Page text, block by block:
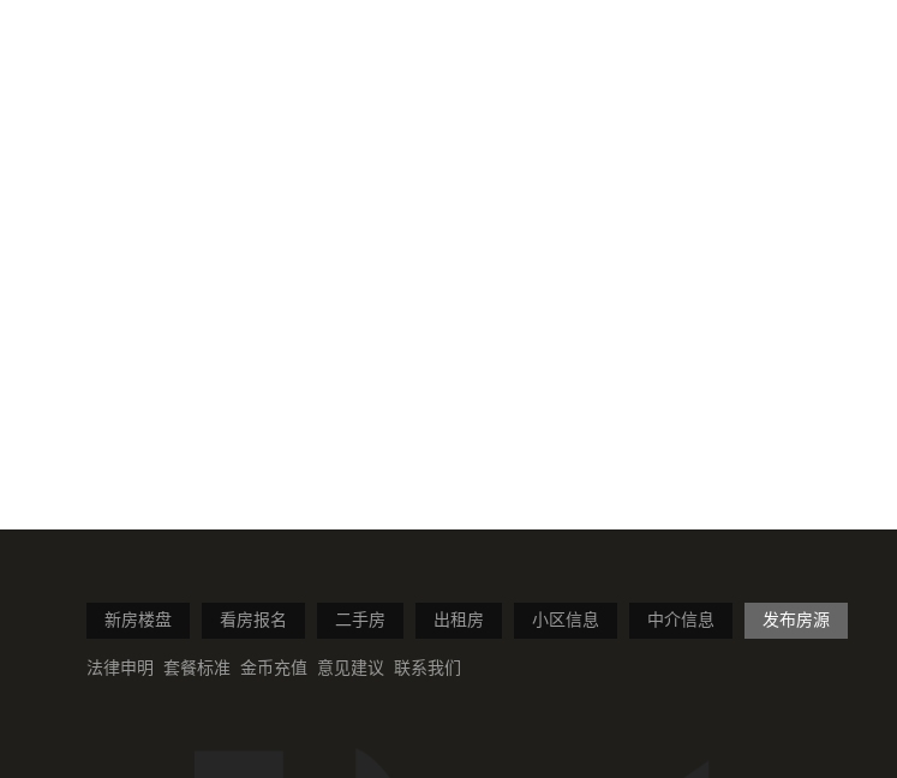
新房楼盘 看房报名 二手房 出租房 小区信息 中介信息 发布房源
法律申明 套餐标准 金币充值 意见建议 联系我们